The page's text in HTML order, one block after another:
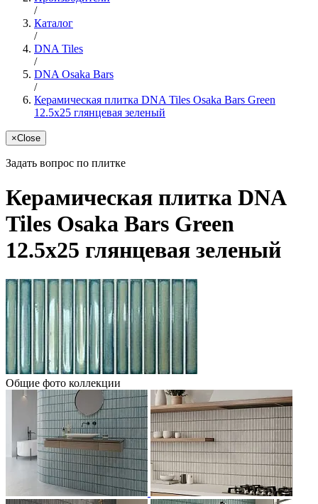
/
Каталог
/
DNA Tiles
/
DNA Osaka Bars
/
Керамическая плитка DNA Tiles Osaka Bars Green
12.5x25 глянцевая зеленый
×Close
Задать вопрос по плитке
Керамическая плитка DNA
Tiles Osaka Bars Green
12.5x25 глянцевая зеленый
Общие фото коллекции